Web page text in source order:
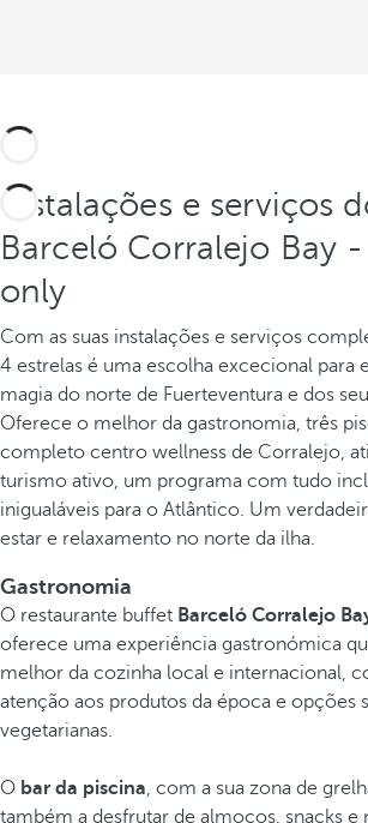
Instalações e serviços
Barceló Corralejo Bay
only
Com as suas instalações e serviços
4 estrelas é uma escolha excecional para
magia do norte de Fuerteventura e dos
Oferece o melhor da gastronomia, três
completo centro wellness de Corralejo,
turismo ativo, um programa com tudo
inigualáveis para o Atlântico. Um
estar e relaxamento no norte da ilha.
Gastronomia
O restaurante buffet Barceló Corralejo
oferece uma experiência gastronómica
melhor da cozinha local e internacional,
atenção aos produtos da época e opções
vegetarianas.
O bar da piscina, com a sua zona de
também a desfrutar de almoços, snacks e